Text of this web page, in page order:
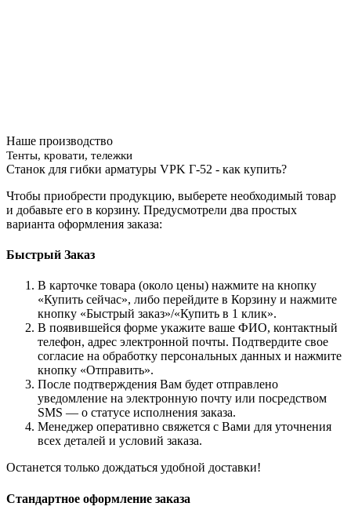
Наше производство
Тенты, кровати, тележки
Станок для гибки арматуры VPK Г-52 - как купить?
Чтобы приобрести продукцию, выберете необходимый товар
и добавьте его в корзину. Предусмотрели два простых
варианта оформления заказа:
Быстрый Заказ
В карточке товара (около цены) нажмите на кнопку
«Купить сейчас», либо перейдите в Корзину и нажмите
кнопку «Быстрый заказ»/«Купить в 1 клик».
В появившейся форме укажите ваше ФИО, контактный
телефон, адрес электронной почты. Подтвердите свое
согласие на обработку персональных данных и нажмите
кнопку «Отправить».
После подтверждения Вам будет отправлено
уведомление на электронную почту или посредством
SMS — о статусе исполнения заказа.
Менеджер оперативно свяжется с Вами для уточнения
всех деталей и условий заказа.
Останется только дождаться удобной доставки!
Стандартное оформление заказа